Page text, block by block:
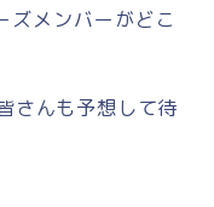
ズメンバーがどこ
さんも予想して待